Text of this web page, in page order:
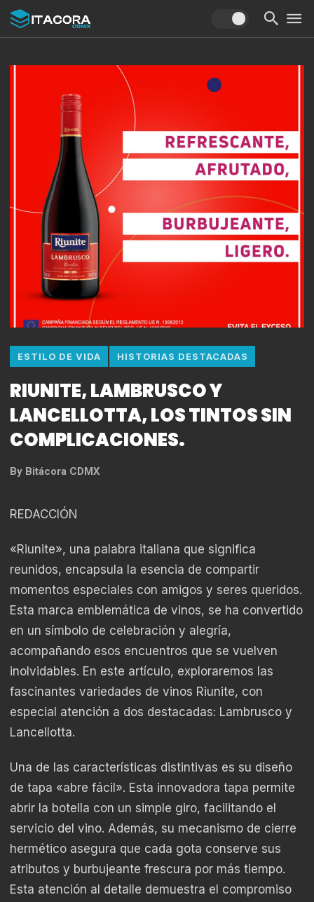
ESTILO DE VIDA HISTORIAS DESTACADAS
RIUNITE, LAMBRUSCO Y
LANCELLOTTA, LOS TINTOS SIN
COMPLICACIONES.
By Bitácora CDMX
REDACCIÓN
«Riunite», una palabra italiana que significa
reunidos, encapsula la esencia de compartir
momentos especiales con amigos y seres queridos.
Esta marca emblemática de vinos, se ha convertido
en un símbolo de celebración y alegría,
acompañando esos encuentros que se vuelven
inolvidables. En este artículo, exploraremos las
fascinantes variedades de vinos Riunite, con
especial atención a dos destacadas: Lambrusco y
Lancellotta.
Una de las características distintivas es su diseño
de tapa «abre fácil». Esta innovadora tapa permite
abrir la botella con un simple giro, facilitando el
servicio del vino. Además, su mecanismo de cierre
hermético asegura que cada gota conserve sus
atributos y burbujeante frescura por más tiempo.
Esta atención al detalle demuestra el compromiso